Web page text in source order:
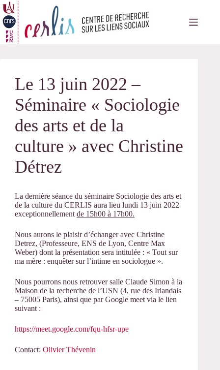
Passer
au
contenu
Le 13 juin 2022 –
Séminaire « Sociologie
des arts et de la
culture » avec Christine
Détrez
La dernière séance du séminaire Sociologie des arts et
de la culture du CERLIS aura lieu lundi 13 juin 2022
exceptionnellement de 15h00 à 17h00.
Nous aurons le plaisir d’échanger avec Christine
Detrez, (Professeure, ENS de Lyon, Centre Max
Weber) dont la présentation sera intitulée : « Tout sur
ma mère : enquêter sur l’intime en sociologue ».
Nous pourrons nous retrouver salle Claude Simon à la
Maison de la recherche de l’USN (4, rue des Irlandais
– 75005 Paris), ainsi que par Google meet via le lien
suivant :
https://meet.google.com/fqu-hfsr-upe
Contact: Olivier Thévenin